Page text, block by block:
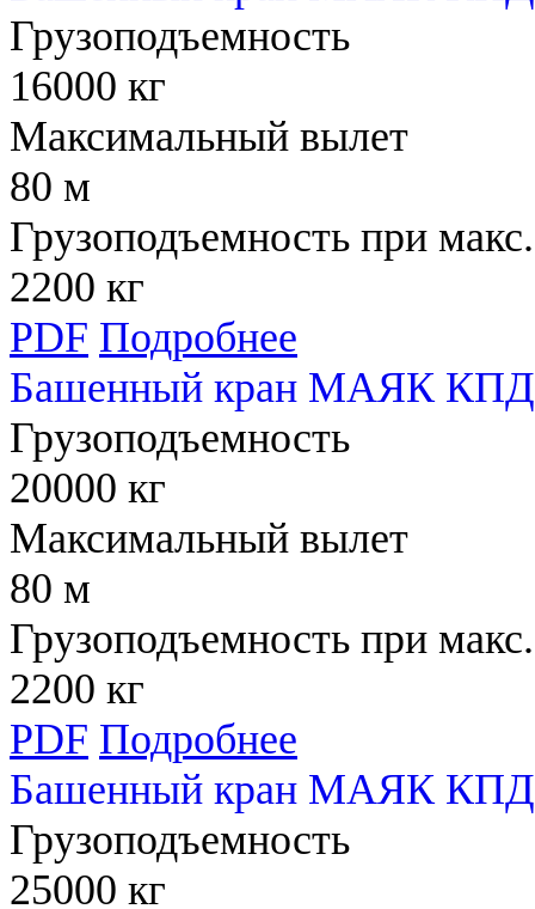
Грузоподъемность
16000 кг
Максимальный вылет
80 м
Грузоподъемность при
2200 кг
PDF Подробнее
Башенный кран МАЯК КПД
Грузоподъемность
20000 кг
Максимальный вылет
80 м
Грузоподъемность при
2200 кг
PDF Подробнее
Башенный кран МАЯК КПД
Грузоподъемность
25000 кг